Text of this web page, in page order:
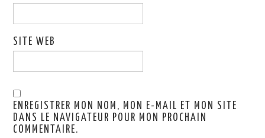
SITE WEB
ENREGISTRER MON NOM, MON E-MAIL ET MON SITE
DANS LE NAVIGATEUR POUR MON PROCHAIN
COMMENTAIRE.